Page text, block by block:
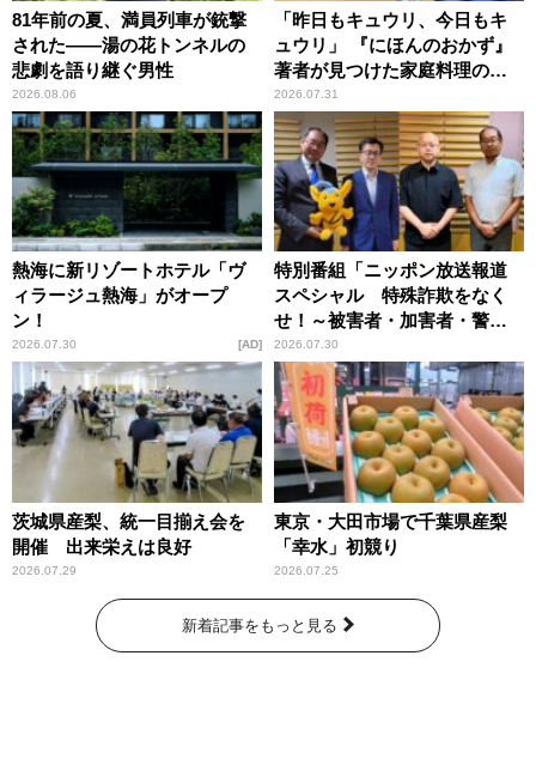
81年前の夏、満員列車が銃撃
された――湯の花トンネルの
悲劇を語り継ぐ男性
2026.08.06
「昨日もキュウリ、今日もキ
ュウリ」 『にほんのおかず』
著者が見つけた家庭料理の知
恵
2026.07.31
熱海に新リゾートホテル「ヴ
ィラージュ熱海」がオープ
ン！
2026.07.30 AD
特別番組「ニッポン放送報道
スペシャル 特殊詐欺をなく
せ！～被害者・加害者・警視
庁が語るトクリュウの実態
～」放送
2026.07.30
茨城県産梨、統一目揃え会を
開催 出来栄えは良好
2026.07.29
東京・大田市場で千葉県産梨
「幸水」初競り
2026.07.25
新着記事をもっと見る